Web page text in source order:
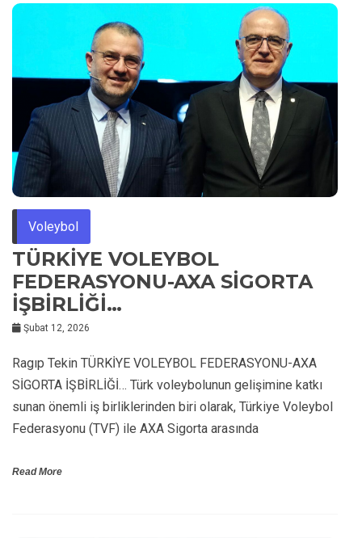
Voleybol
TÜRKİYE VOLEYBOL
FEDERASYONU-AXA SİGORTA
İŞBİRLİĞİ…
Şubat 12, 2026
Ragıp Tekin TÜRKİYE VOLEYBOL FEDERASYONU-AXA
SİGORTA İŞBİRLİĞİ… Türk voleybolunun gelişimine katkı
sunan önemli iş birliklerinden biri olarak, Türkiye Voleybol
Federasyonu (TVF) ile AXA Sigorta arasında
Read More